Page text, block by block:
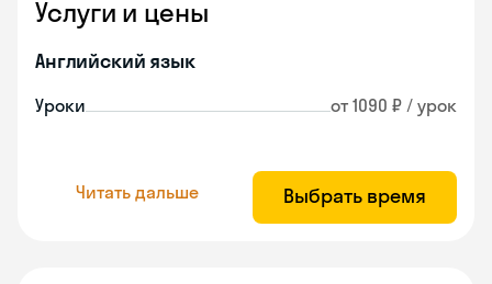
Услуги и цены
Английский язык
Уроки от 1090 ₽ / урок
Читать дальше Выбрать время